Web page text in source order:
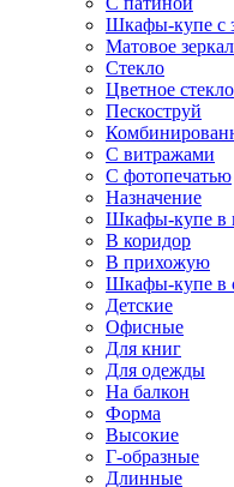
Шкафы-купе с
Матовое
Стекло
Цветное стекло
Пескоструй
С витражами
С фотопечатью
Назначение
Шкафы-купе в
В коридор
В прихожую
Шкафы-купе в
Детские
Офисные
Для книг
Для одежды
На балкон
Форма
Высокие
Г-образные
Длинные